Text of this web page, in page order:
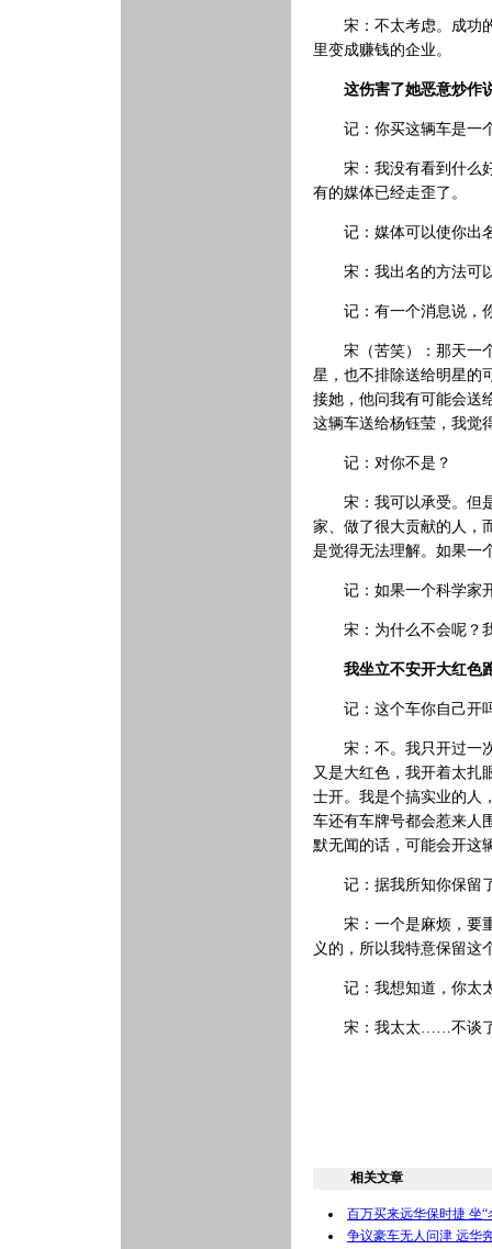
宋：不太考虑。成功的
里变成赚钱的企业。
这伤害了她恶意炒作
记：你买这辆车是一个
宋：我没有看到什么好
有的媒体已经走歪了。
记：媒体可以使你出
宋：我出名的方法可以
记：有一个消息说，你
宋（苦笑）：那天一个
星，也不排除送给明星的
接她，他问我有可能会送
这辆车送给杨钰莹，我觉
记：对你不是？
宋：我可以承受。但是
家、做了很大贡献的人，
是觉得无法理解。如果一
记：如果一个科学家开
宋：为什么不会呢？我
我坐立不安开大红色
记：这个车你自己开
宋：不。我只开过一次
又是大红色，我开着太扎
士开。我是个搞实业的人
车还有车牌号都会惹来人
默无闻的话，可能会开这
记：据我所知你保留了
宋：一个是麻烦，要重
义的，所以我特意保留这
记：我想知道，你太
宋：我太太……不谈了
相关文章
百万买来远华保时捷 坐“
争议豪车无人问津 远华